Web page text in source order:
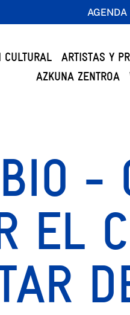
AGENDA
CULTURAL ARTISTAS Y
AZKUNA ZENTROA
-
EL